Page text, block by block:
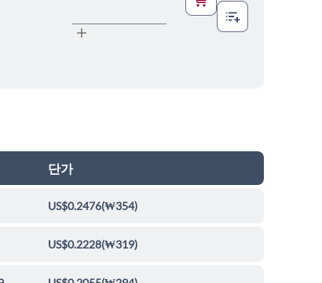
단가
US$0.2476(₩354)
US$0.2228(₩319)